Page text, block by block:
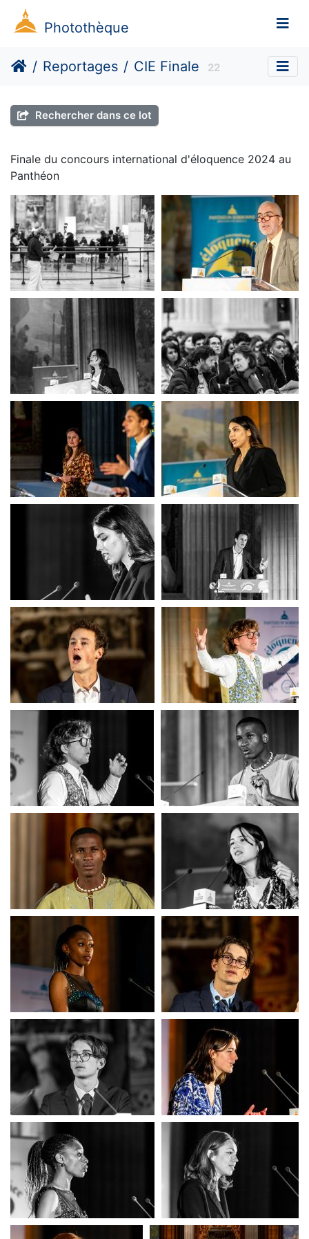
Photothèque
Reportages CIE Finale 22
Rechercher dans ce lot
Finale du concours international d'éloquence 2024 au
Panthéon
Finale CIE
Finale CIE
Finale CIE
Finale CIE Finale CIE
Finale CIE Finale CIE
Finale CIE Finale CIE
Finale CIE Finale CIE
Finale CIE Finale CIE
Finale CIE Finale CIE